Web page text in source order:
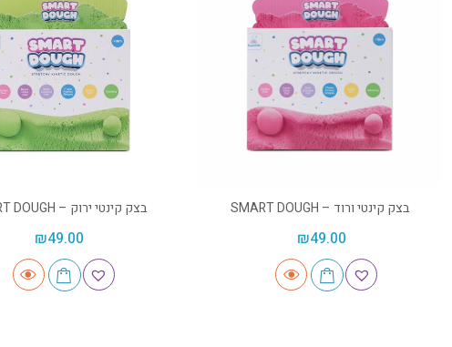
בצק קינטי ורוד – SMART DOUGH
₪49.00
בצק קינטי ירוק – SMART DOUGH
₪49.00